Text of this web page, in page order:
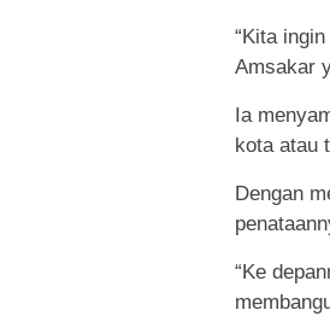
“Kita
Amsakar
Ia
kota atau
Dengan
“Ke